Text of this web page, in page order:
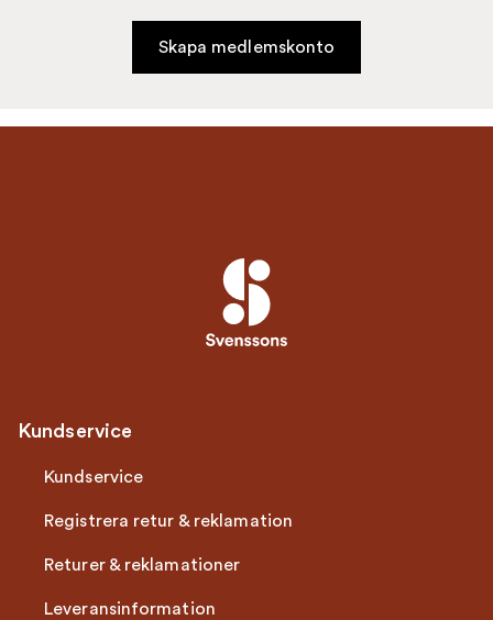
Skapa medlemskonto
Kundservice
Kundservice
Registrera retur & reklamation
Returer & reklamationer
Leveransinformation